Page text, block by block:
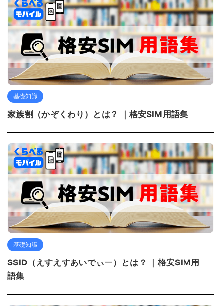
基礎知識
家族割（かぞくわり）とは？ ｜格安SIM用語集
基礎知識
SSID（えすえすあいでぃー）とは？ ｜格安SIM用
語集